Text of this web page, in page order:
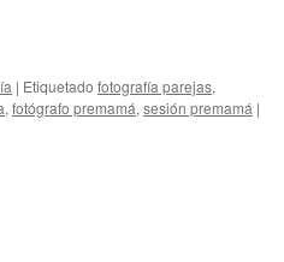
| Etiquetado fotografía parejas,
, fotógrafo premamá, sesión premamá |